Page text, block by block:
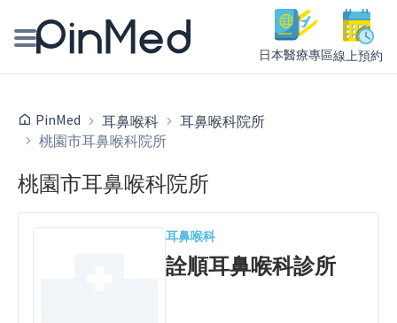
日本醫療專區線上預約
醫師專欄專訪
健康主題館
我是醫療人員
PinMed 耳鼻喉科
耳鼻喉科院所
桃園市耳鼻喉科院所
桃園市耳鼻喉科院所
耳鼻喉科
詮順耳鼻喉科診所